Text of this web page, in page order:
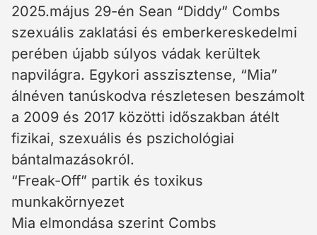
2025.május 29-én Sean “Diddy” Combs
szexuális zaklatási és emberkereskedelmi
perében újabb súlyos vádak kerültek
napvilágra. Egykori asszisztense, “Mia”
álnéven tanúskodva részletesen beszámolt
a 2009 és 2017 közötti időszakban átélt
fizikai, szexuális és pszichológiai
bántalmazásokról.
“Freak-Off” partik és toxikus
munkakörnyezet
Mia elmondása szerint Combs